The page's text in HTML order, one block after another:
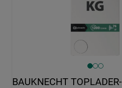
BAUKNECHT TOPLADER-